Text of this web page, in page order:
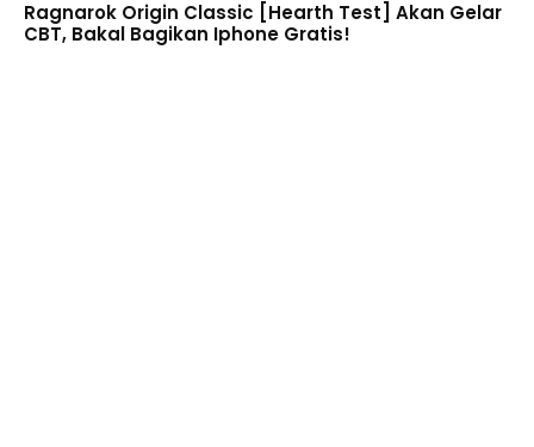
Ragnarok Origin Classic [Hearth Test] Akan Gelar
CBT, Bakal Bagikan Iphone Gratis!